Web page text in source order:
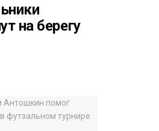
на берегу